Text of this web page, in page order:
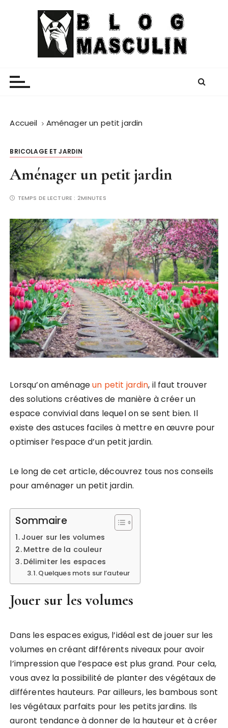
Accueil Aménager un petit jardin
BRICOLAGE ET JARDIN
Aménager un petit jardin
TEMPS DE LECTURE : 2MINUTES
Lorsqu’on aménageun petit jardin, il faut trouver
des solutions créatives de manière à créer un
espace convivial dans lequel on se sent bien. Il
existe des astuces faciles à mettre en œuvre pour
optimiser l’espace d’un petit jardin.
Le long de cet article, découvrez tous nos conseils
pour aménager un petit jardin.
Sommaire
Jouer sur les volumes
Mettre de la couleur
Délimiter les espaces
Quelques mots sur l’auteur
Jouer sur les volumes
Dans les espaces exigus, l’idéal est de jouer sur les
volumes en créant différents niveaux pour avoir
l’impression que l’espace est plus grand. Pour cela,
vous avez la possibilité de planter des végétaux de
différentes hauteurs. Par ailleurs, les bambous sont
les végétaux parfaits pour les petits jardins. Ils
auront tendance à donner de la hauteur et à créer